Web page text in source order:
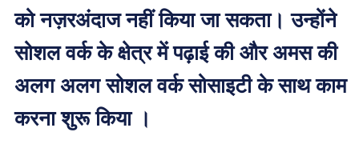
को नज़रअंदाज नहीं किया जा सकता। उन्होंने
सोशल वर्क के क्षेत्र में पढ़ाई की और अमस की
अलग अलग सोशल वर्क सोसाइटी के साथ काम
करना शुरू किया ।